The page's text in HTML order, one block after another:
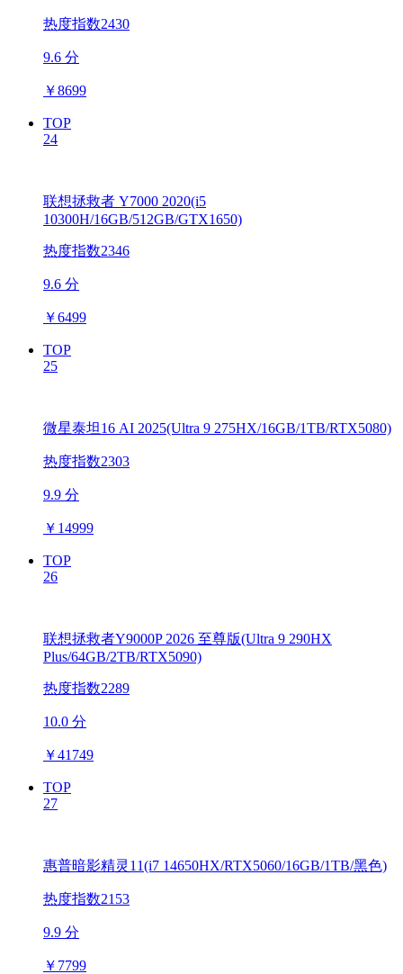
热度指数2430
9.6 分
￥8699
TOP
24
联想拯救者 Y7000 2020(i5
10300H/16GB/512GB/GTX1650)
热度指数2346
9.6 分
￥6499
TOP
25
微星泰坦16 AI 2025(Ultra 9 275HX/16GB/1TB/RTX5080)
热度指数2303
9.9 分
￥ 14999
TOP
26
联想拯救者Y9000P 2026 至尊版(Ultra 9 290HX
Plus/64GB/2TB/RTX5090)
热度指数2289
10.0 分
￥41749
TOP
27
惠普暗影精灵11(i7 14650HX/RTX5060/16GB/1TB/黑色)
热度指数2153
9.9 分
￥ 7799